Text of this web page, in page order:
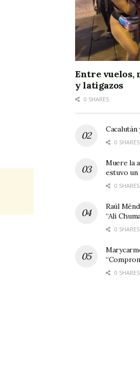
Entre vuelos,
y latigazos
0 SHARES
0 SHARES
Muere la
estuvo
0 SHARES
Raúl
“Alí
0 SHARES
0 SHARES